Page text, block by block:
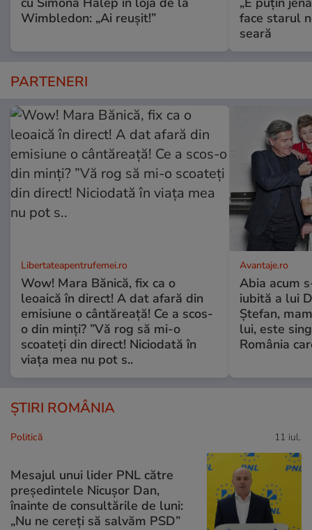
Wimbledon: „Ai reușit!”
face starul
seară
PARTENERI
Libertateapentrufemei.ro
Wow! Mara Bănică, fix ca o
leoaică în direct! A dat afară din
emisiune o cântăreață! Ce a scos-
o din minți? ”Vă rog să mi-o
scoateți din direct! Niciodată în
viața mea nu pot s..
Avantaje.ro
Abia acum
iubită a lui
Ștefan,
lui, este
România
ȘTIRI ROMÂNIA
Politică 11 iul.
Mesajul unui lider PNL către
președintele Nicușor Dan,
înainte de consultările de luni:
„Nu ne cereți să salvăm PSD”